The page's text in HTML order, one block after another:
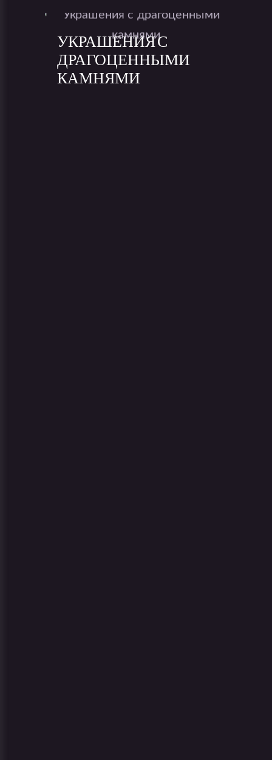
УКРАШЕНИЯ С
ДРАГОЦЕННЫМИ
КАМНЯМИ